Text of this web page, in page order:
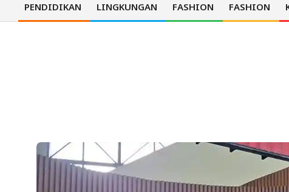
Primary
PENDIDIKAN LINGKUNGAN FASHION FASHION